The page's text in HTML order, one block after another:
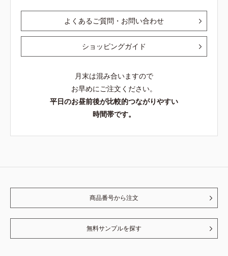
よくあるご質問・お問い合わせ
ショッピングガイド
月末は混み合いますので
お早めにご注文ください。
平日のお昼前後が比較的つながりやすい
時間帯です。
商品番号から注文
無料サンプルを探す